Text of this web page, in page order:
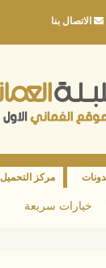
الاتصال بنا
خيارات سريعة
مركز التحميل